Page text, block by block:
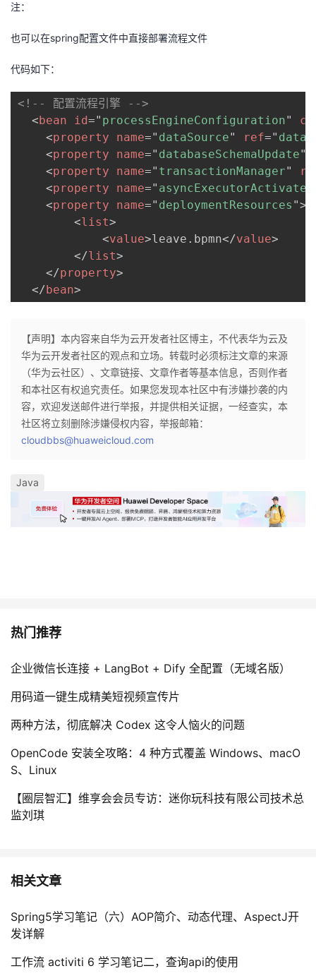
注：
也可以在spring配置文件中直接部署流程文件
代码如下：
<!-- 配置流程引擎 -->
<bean id=" processEngineConfiguration"
<property name=" dataSource" ref="
<property name=" databaseSchemaUpdate"
<property name=" transactionManager"
<property name=" asyncExecutorActivate
<property name=" deploymentResources ">
<list>
<value>leave.bpmn</value>
</list>
</property>
</bean>
【声明】本内容来自华为云开发者社区博主，不代表华为云及
华为云开发者社区的观点和立场。转载时必须标注文章的来源
（华为云社区）、文章链接、文章作者等基本信息，否则作者
和本社区有权追究责任。如果您发现本社区中有涉嫌抄袭的内
容，欢迎发送邮件进行举报，并提供相关证据，一经查实，本
社区将立刻删除涉嫌侵权内容，举报邮箱：
cloudbbs@huaweicloud.com
Java
热门推荐
企业微信长连接 + LangBot + Dify 全配置（无域名版）
用码道一键生成精美短视频宣传片
两种方法，彻底解决 Codex 这令人恼火的问题
OpenCode 安装全攻略：4 种方式覆盖 Windows、macO
S、Linux
【圈层智汇】维享会会员专访：迷你玩科技有限公司技术总
监刘琪
相关文章
Spring5学习笔记（六）AOP简介、动态代理、AspectJ开
发详解
工作流 activiti 6 学习笔记二，查询api的使用